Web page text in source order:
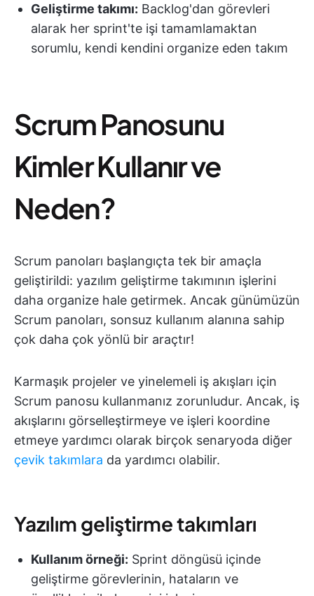
Geliştirme takımı: Backlog'dan görevleri
alarak her sprint'te işi tamamlamaktan
sorumlu, kendi kendini organize eden takım
Scrum Panosunu
Kimler Kullanır ve
Neden?
Scrum panoları başlangıçta tek bir amaçla
geliştirildi: yazılım geliştirme takımının işlerini
daha organize hale getirmek. Ancak günümüzün
Scrum panoları, sonsuz kullanım alanına sahip
çok daha çok yönlü bir araçtır!
Karmaşık projeler ve yinelemeli iş akışları için
Scrum panosu kullanmanız zorunludur. Ancak, iş
akışlarını görselleştirmeye ve işleri koordine
etmeye yardımcı olarak birçok senaryoda diğer
çevik takımlara da yardımcı olabilir.
Yazılım geliştirme takımları
Kullanım örneği: Sprint döngüsü içinde
geliştirme görevlerinin, hataların ve